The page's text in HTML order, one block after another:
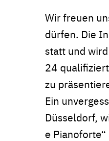
Wir freuen
dürfen. Die
statt und
24
zu
Ein
Düsseldorf,
e